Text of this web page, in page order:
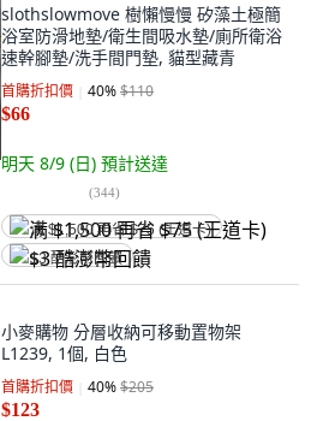
slothslowmove 樹懶慢慢 矽藻土極簡
浴室防滑地墊/衛生間吸水墊/廁所衛浴
速幹腳墊/洗手間門墊, 貓型藏青
首購折扣價 40%$110
$66
明天 8/9 (日) 預計送達
(344)
满 $1,500 再省 $75 (王道卡)
$3 酷澎幣回饋
小麥購物 分層收納可移動置物架
L1239, 1個, 白色
首購折扣價 40%$205
$123